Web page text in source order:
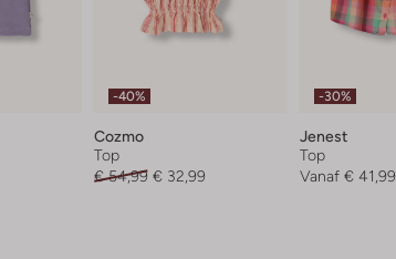
-40%
Cozmo
Top
€ 54,99 € 32,99
-30%
Jenest
Top
Vanaf € 41,99